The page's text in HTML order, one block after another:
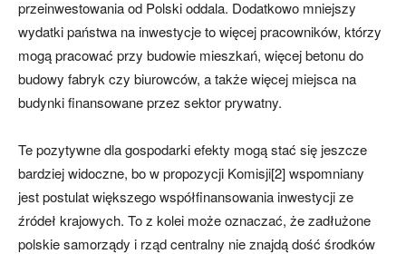
przeinwestowania od Polski oddala. Dodatkowo mniejszy
wydatki państwa na inwestycje to więcej pracowników, którzy
mogą pracować przy budowie mieszkań, więcej betonu do
budowy fabryk czy biurowców, a także więcej miejsca na
budynki finansowane przez sektor prywatny.
Te pozytywne dla gospodarki efekty mogą stać się jeszcze
bardziej widoczne, bo w propozycji Komisji[2] wspomniany
jest postulat większego współfinansowania inwestycji ze
źródeł krajowych. To z kolei może oznaczać, że zadłużone
polskie samorządy i rząd centralny nie znajdą dość środków